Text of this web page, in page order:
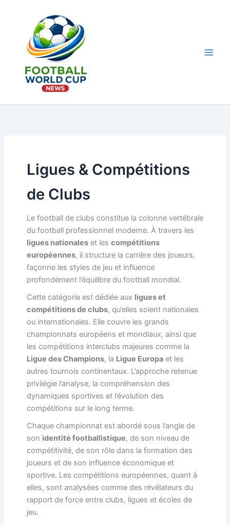
Ligues & Compétitions
de Clubs
Le football de clubs constitue la colonne vertébrale
du football professionnel moderne. À travers les
ligues nationaleset les compétitions
européennes, il structure la carrière des joueurs,
façonne les styles de jeu et influence
profondément l’équilibre du football mondial.
Cette catégorie est dédiée aux ligues et
compétitions de clubs, qu’elles soient nationales
ou internationales. Elle couvre les grands
championnats européens et mondiaux, ainsi que
les compétitions interclubs majeures comme la
Ligue des Champions, la Ligue Europaet les
autres tournois continentaux. L’approche retenue
privilégie l’analyse, la compréhension des
dynamiques sportives et l’évolution des
compétitions sur le long terme.
Chaque championnat est abordé sous l’angle de
son identité footballistique, de son niveau de
compétitivité, de son rôle dans la formation des
joueurs et de son influence économique et
sportive. Les compétitions européennes, quant à
elles, sont analysées comme des révélateurs du
rapport de force entre clubs, ligues et écoles de
jeu.